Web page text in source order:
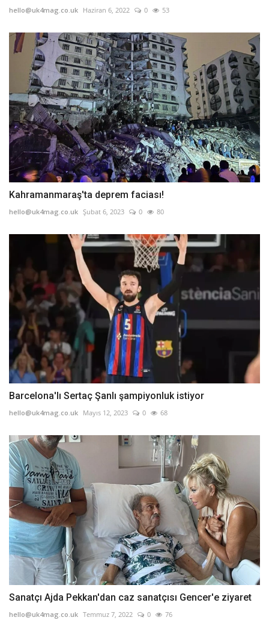
hello@uk4mag.co.uk Haziran 6, 2022 0 53
Kahramanmaraş'ta deprem faciası!
hello@uk4mag.co.uk Şubat 6, 2023 0 80
Barcelona'lı Sertaç Şanlı şampiyonluk istiyor
hello@uk4mag.co.uk Mayıs 12, 2023 0 68
Sanatçı Ajda Pekkan'dan caz sanatçısı Gencer'e ziyaret
hello@uk4mag.co.uk Temmuz 7, 2022 0 76